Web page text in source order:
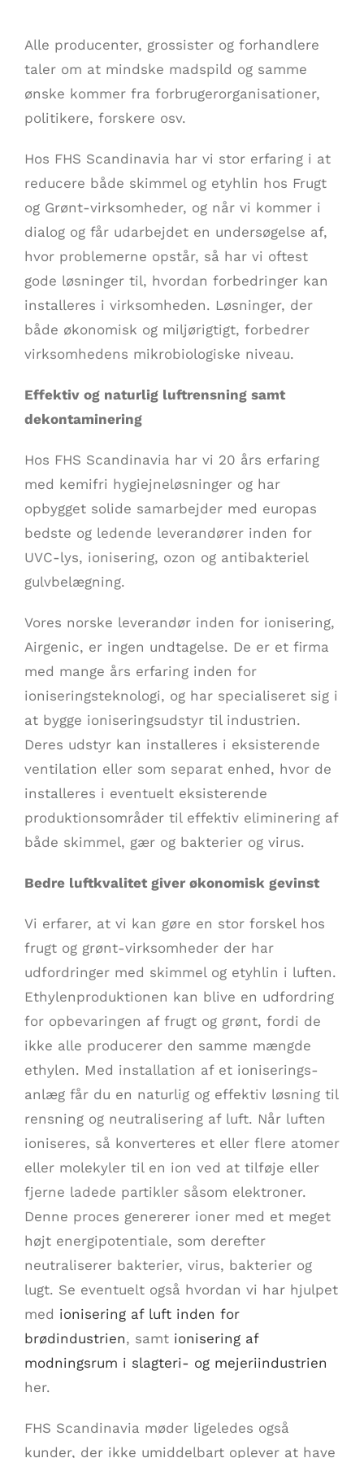
Alle producenter, grossister og forhandlere
taler om at mindske madspild og samme
ønske kommer fra forbrugerorganisationer,
politikere, forskere osv.
Hos FHS Scandinavia har vi stor erfaring i at
reducere både skimmel og etyhlin hos Frugt
og Grønt-virksomheder, og når vi kommer i
dialog og får udarbejdet en undersøgelse af,
hvor problemerne opstår, så har vi oftest
gode løsninger til, hvordan forbedringer kan
installeres i virksomheden. Løsninger, der
både økonomisk og miljørigtigt, forbedrer
virksomhedens mikrobiologiske niveau.
Effektiv og naturlig luftrensning samt
dekontaminering
Hos FHS Scandinavia har vi 20 års erfaring
med kemifri hygiejneløsninger og har
opbygget solide samarbejder med europas
bedste og ledende leverandører inden for
UVC-lys, ionisering, ozon og antibakteriel
gulvbelægning.
Vores norske leverandør inden for ionisering,
Airgenic, er ingen undtagelse. De er et firma
med mange års erfaring inden for
ioniseringsteknologi, og har specialiseret sig i
at bygge ioniseringsudstyr til industrien.
Deres udstyr kan installeres i eksisterende
ventilation eller som separat enhed, hvor de
installeres i eventuelt eksisterende
produktionsområder til effektiv eliminering af
både skimmel, gær og bakterier og virus.
Bedre luftkvalitet giver økonomisk gevinst
Vi erfarer, at vi kan gøre en stor forskel hos
frugt og grønt-virksomheder der har
udfordringer med skimmel og etyhlin i luften.
Ethylenproduktionen kan blive en udfordring
for opbevaringen af frugt og grønt, fordi de
ikke alle producerer den samme mængde
ethylen. Med installation af et ioniserings-
anlæg får du en naturlig og effektiv løsning til
rensning og neutralisering af luft. Når luften
ioniseres, så konverteres et eller flere atomer
eller molekyler til en ion ved at tilføje eller
fjerne ladede partikler såsom elektroner.
Denne proces genererer ioner med et meget
højt energipotentiale, som derefter
neutraliserer bakterier, virus, bakterier og
lugt. Se eventuelt også hvordan vi har hjulpet
med ionisering af luft inden for
brødindustrien, samt ionisering af
modningsrum i slagteri- og mejeriindustrien
her.
FHS Scandinavia møder ligeledes også
kunder, der ikke umiddelbart oplever at have